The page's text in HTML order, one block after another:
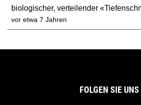
biologischer, verteilender
vor etwa 7 Jahren
FOLGEN SIE UNS